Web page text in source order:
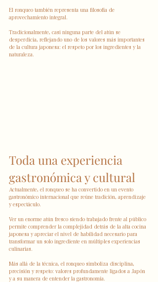
El ronqueo también representa una filosofía de
aprovechamiento integral.
Tradicionalmente, casi ninguna parte del atún se
desperdicia, reflejando uno de los valores más importantes
de la cultura japonesa: el respeto por los ingredientes y la
naturaleza.
Toda una experiencia
gastronómica y cultural
Actualmente, el ronqueo se ha convertido en un evento
gastronómico internacional que reúne tradición, aprendizaje
y espectáculo.
Ver un enorme atún fresco siendo trabajado frente al público
permite comprender la complejidad detrás de la alta cocina
japonesa y apreciar el nivel de habilidad necesario para
transformar un solo ingrediente en múltiples experiencias
culinarias.
Más allá de la técnica, el ronqueo simboliza disciplina,
precisión y respeto: valores profundamente ligados a Japón
y a su manera de entender la gastronomía.